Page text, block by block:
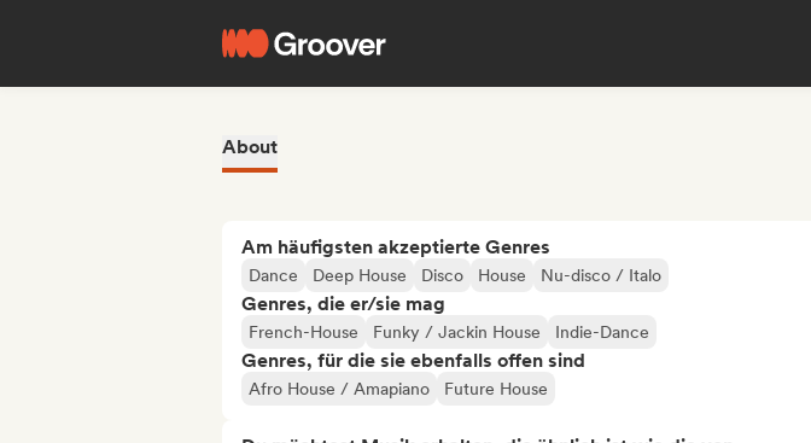
About
Am häufigsten akzeptierte Genres
Dance Deep House Disco House Nu-disco / Italo
Genres, die er/sie mag
French-House Funky / Jackin House Indie-Dance
Genres, für die sie ebenfalls offen sind
Afro House / Amapiano Future House